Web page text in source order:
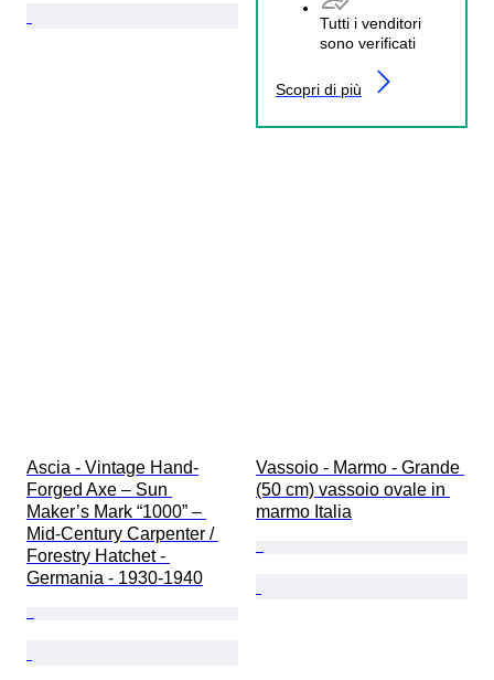
Tutti i venditori
sono verificati
Scopri di più
Ascia - Vintage Hand-
Forged Axe – Sun
Maker’s Mark “1000” –
Mid-Century Carpenter /
Forestry Hatchet -
Germania - 1930-1940
Vassoio - Marmo - Grande
(50 cm) vassoio ovale in
marmo Italia